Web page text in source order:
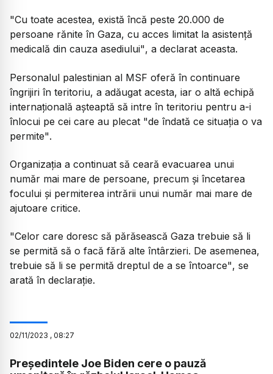
"Cu toate acestea, există încă peste 20.000 de
persoane rănite în Gaza, cu acces limitat la asistență
medicală din cauza asediului", a declarat aceasta.
Personalul palestinian al MSF oferă în continuare
îngrijiri în teritoriu, a adăugat acesta, iar o altă echipă
internațională așteaptă să intre în teritoriu pentru a-i
înlocui pe cei care au plecat "de îndată ce situația o va
permite".
Organizația a continuat să ceară evacuarea unui
număr mai mare de persoane, precum și încetarea
focului și permiterea intrării unui număr mai mare de
ajutoare critice.
"Celor care doresc să părăsească Gaza trebuie să li
se permită să o facă fără alte întârzieri. De asemenea,
trebuie să li se permită dreptul de a se întoarce", se
arată în declarație.
02/11/2023 , 08:27
Președintele Joe Biden cere o pauză